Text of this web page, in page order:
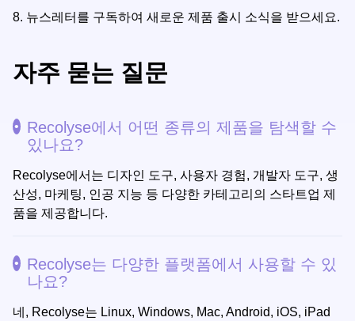
8. 뉴스레터를 구독하여 새로운 제품 출시 소식을 받으세요.
자주 묻는 질문
Recolyse에서 어떤 종류의 제품을 탐색할 수
있나요?
Recolyse에서는 디자인 도구, 사용자 경험, 개발자 도구, 생
산성, 마케팅, 인공 지능 등 다양한 카테고리의 스타트업 제
품을 제공합니다.
Recolyse는 다양한 플랫폼에서 사용할 수 있
나요?
네, Recolyse는 Linux, Windows, Mac, Android, iOS, iPad